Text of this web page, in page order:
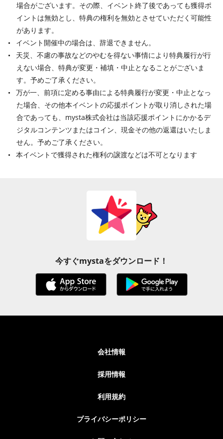
場合がございます。その際、イベント終了後であっても獲得ポ
イントは無効とし、特典の権利を無効とさせていただく可能性
があります。
イベント開催中の場合は、辞退できません。
天災、不慮の事故などのやむを得ない事情により特典履行が行
えない場合、特典が変更・補填・中止となることがございま
す。予めご了承ください。
万が一、前項に定める事由による特典履行が変更・中止となっ
た場合、その他本イベントの応援ポイントが取り消しされた場
合であっても、mysta株式会社は当該応援ポイントにかかるデ
ジタルコンテンツまたはコイン、現金その他の返還はいたしま
せん。予めご了承ください。
本イベントで獲得された権利の譲渡などは不可となります
今すぐmystaをダウンロード！
会社情報
採用情報
利用規約
プライバシーポリシー